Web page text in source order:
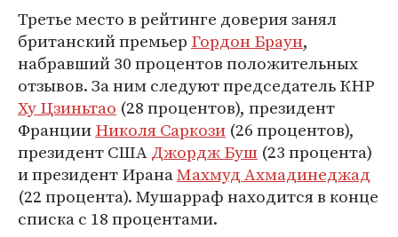
Третье место в рейтинге доверия занял
британский премьер Гордон Браун,
набравший 30 процентов положительных
отзывов. За ним следуют председатель КНР
Ху Цзиньтао (28 процентов), президент
ФранцииНиколя Саркози (26 процентов),
президент СШАДжордж Буш (23 процента)
и президент ИранаМахмуд Ахмадинеджад
(22 процента). Мушарраф находится в конце
списка с 18 процентами.